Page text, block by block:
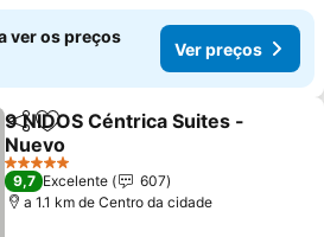
ver os preços
Ver preços
PartilharAdicionar aos favoritos
9 NIDOS Céntrica Suites -
Nuevo
5 Estrelas
9,7 Excelente
607
a 1.1 km de Centro da cidade